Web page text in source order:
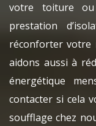
votre toiture
prestation
réconforter votre
aidons aussi à
énergétique
contacter si cela
soufflage chez